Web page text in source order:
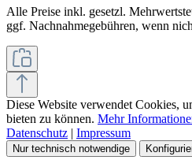
Alle Preise inkl. gesetzl.
ggf. Nachnahmegebühren, wenn
Diese Website verwendet Cookies,
bieten zu können. Mehr
Datenschutz | Impressum
Nur technisch notwendige